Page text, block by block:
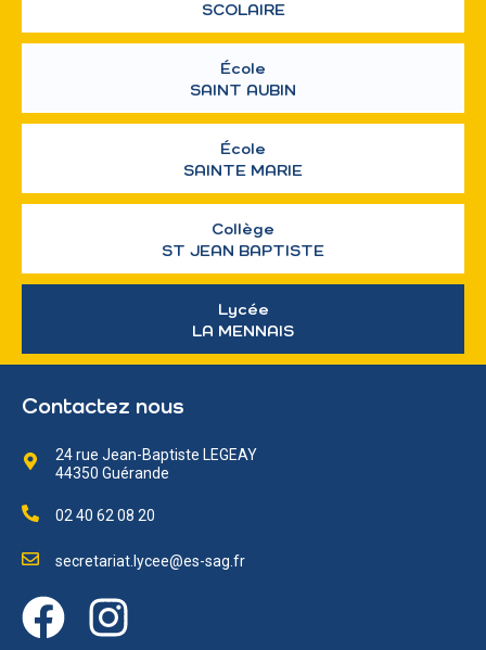
SCOLAIRE
École
SAINT AUBIN
École
SAINTE MARIE
Collège
ST JEAN BAPTISTE
Lycée
LA MENNAIS
Contactez nous
24 rue Jean-Baptiste LEGEAY
44350 Guérande
02 40 62 08 20
secretariat.lycee@es-sag.fr